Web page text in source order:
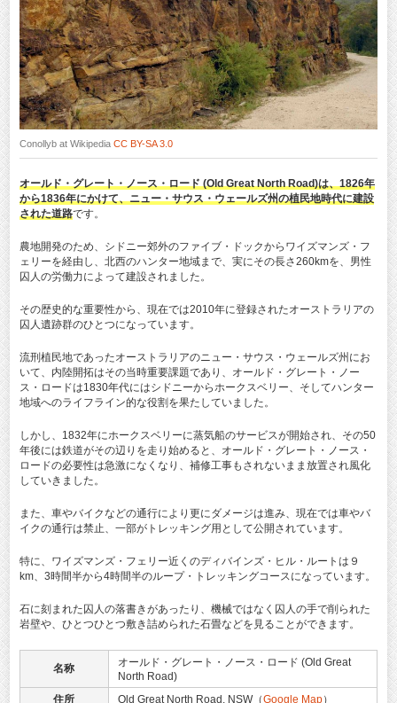
Conollyb at Wikipedia CC BY-SA 3.0
オールド・グレート・ノース・ロード (Old Great North Road)は、1826年
から1836年にかけて、ニュー・サウス・ウェールズ州の植民地時代に建設
された道路です。
農地開発のため、シドニー郊外のファイブ・ドックからワイズマンズ・フ
ェリーを経由し、北西のハンター地域まで、実にその長さ260kmを、男性
囚人の労働力によって建設されました。
その歴史的な重要性から、現在では2010年に登録されたオーストラリアの
囚人遺跡群のひとつになっています。
流刑植民地であったオーストラリアのニュー・サウス・ウェールズ州にお
いて、内陸開拓はその当時重要課題であり、オールド・グレート・ノー
ス・ロードは1830年代にはシドニーからホークスベリー、そしてハンター
地域へのライフライン的な役割を果たしていました。
しかし、1832年にホークスベリーに蒸気船のサービスが開始され、その50
年後には鉄道がその辺りを走り始めると、オールド・グレート・ノース・
ロードの必要性は急激になくなり、補修工事もされないまま放置され風化
していきました。
また、車やバイクなどの通行により更にダメージは進み、現在では車やバ
イクの通行は禁止、一部がトレッキング用として公開されています。
特に、ワイズマンズ・フェリー近くのディバインズ・ヒル・ルートは９
km、3時間半から4時間半のループ・トレッキングコースになっています。
石に刻まれた囚人の落書きがあったり、機械ではなく囚人の手で削られた
岩壁や、ひとつひとつ敷き詰められた石畳などを見ることができます。
名称
オールド・グレート・ノース・ロード (Old Great
North Road)
住所
Old Great North Road, NSW（Google Map）